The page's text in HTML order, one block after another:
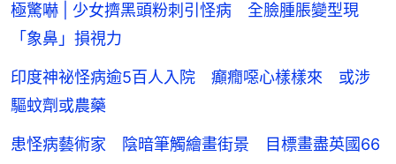
極驚嚇 | 少女擠黑頭粉刺引怪病 全臉腫脹變型現
「象鼻」損視力
印度神祕怪病逾5百人入院 癲癇噁心樣樣來 或涉
驅蚊劑或農藥
患怪病藝術家 陰暗筆觸繪畫街景 目標畫盡英國66